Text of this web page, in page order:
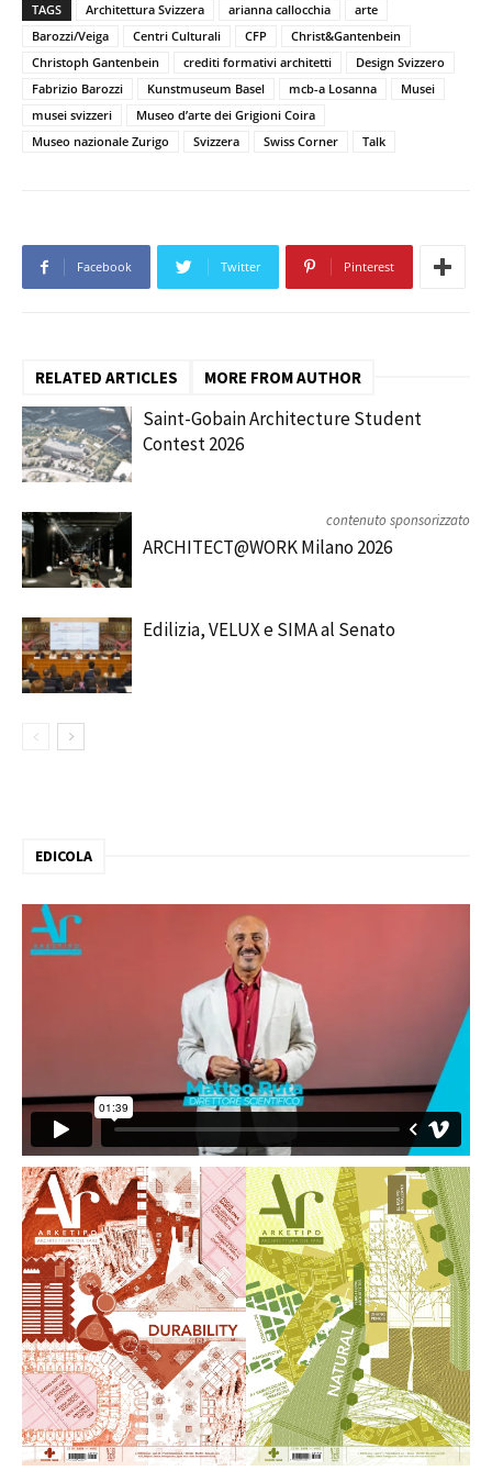
TAGS Architettura Svizzera arianna callocchia
arte
Barozzi/Veiga
Centri Culturali CFP
Christ&Gantenbein
Christoph Gantenbein
crediti formativi architetti
Design Svizzero
Fabrizio Barozzi
Kunstmuseum Basel mcb-a Losanna
Musei
musei svizzeri
Museo d’arte dei Grigioni Coira
Museo nazionale Zurigo
Svizzera Swiss Corner Talk
Facebook Twitter Pinterest
RELATED ARTICLES MORE FROM AUTHOR
Saint-Gobain Architecture Student
Contest 2026
contenuto sponsorizzato
ARCHITECT@WORK Milano 2026
Edilizia, VELUX e SIMA al Senato
EDICOLA